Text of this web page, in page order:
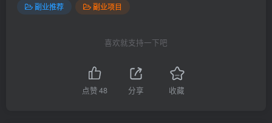
副业推荐 副业项目
喜欢就支持一下吧
点赞48 分享 收藏